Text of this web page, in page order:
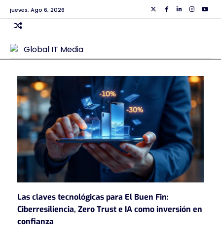
Skip
to
content
jueves, Ago 6, 2026 TwiiterFacebook
Linkedin
Las claves tecnológicas para El Buen Fin:
Ciberresiliencia, Zero Trust e IA como inversión en
confianza